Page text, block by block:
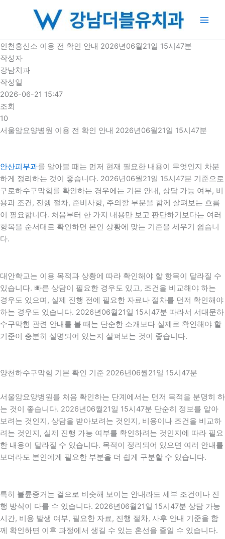
로
건
너
뛰
기
인천흥신소 이용 전 확인 안내 2026년06월21일 15시47분
작성자
강남치과
작성일
2026-06-21 15:47
조회
10
서울암요양병원 이용 전 확인 안내 2026년06월21일 15시47분
안산피부과를 알아볼 때는 먼저 현재 필요한 내용이 무엇인지 차분
하게 정리하는 것이 좋습니다. 2026년06월21일 15시47분 기준으로
구로하수구막힘를 확인하는 경우에는 기본 안내, 상담 가능 여부, 비
용과 조건, 진행 절차, 준비사항, 주의할 부분을 함께 살펴보는 흐름
이 필요합니다. 처음부터 한 가지 내용만 보고 판단하기보다는 여러
항목을 순서대로 확인하면 본인 상황에 맞는 기준을 세우기 쉽습니
다.
대안학교는 이용 목적과 상황에 따라 확인해야 할 항목이 달라질 수
있습니다. 빠른 상담이 필요한 경우도 있고, 조건을 비교해야 하는
경우도 있으며, 실제 진행 전에 필요한 자료나 절차를 먼저 확인해야
하는 경우도 있습니다. 2026년06월21일 15시47분 따라서 서대문하
수구막힘 관련 안내를 볼 때는 단순한 소개보다 실제로 확인해야 할
기준이 충분히 설명되어 있는지 살펴보는 것이 좋습니다.
양천하수구막힘 기본 확인 기준 2026년06월21일 15시47분
서울암요양병원를 처음 확인하는 단계에서는 먼저 목적을 분명히 하
는 것이 좋습니다. 2026년06월21일 15시47분 단순히 정보를 알아
보려는 것인지, 상담을 받아보려는 것인지, 비용이나 조건을 비교하
려는 것인지, 실제 진행 가능 여부를 확인하려는 것인지에 따라 필요
한 내용이 달라질 수 있습니다. 목적이 정리되어 있으면 여러 안내를
보더라도 본인에게 필요한 부분을 더 쉽게 구분할 수 있습니다.
특히 불륜증거는 겉으로 비슷해 보이는 안내라도 세부 조건이나 진
행 방식이 다를 수 있습니다. 2026년06월21일 15시47분 상담 가능
시간, 비용 발생 여부, 필요한 자료, 진행 절차, 사후 안내 기준을 함
께 확인하면 이후 과정에서 생길 수 있는 혼선을 줄일 수 있습니다.